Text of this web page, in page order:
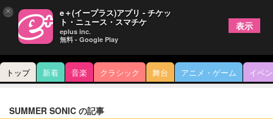
トップ 新着 音楽 クラシック 舞台 アニメ・ゲーム イベ
SUMMER SONIC の記事
× e＋(イープラス)アプリ - チケッ
ト・ニュース・スマチケ
eplus inc.
無料 - Google Play
表示